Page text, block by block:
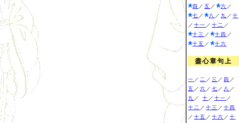
四 ／ 五 ／ 六 ／
七 ／ 八 ／ 九 ／ 十
／ 十一 ／ 十二 ／
十三 ／ 十四 ／
十五 ／ 十六
盡心章句上
一 ／ 二 ／ 三 ／ 四 ／
五 ／ 六 ／ 七 ／ 八 ／
九 ／ 十 ／ 十一 ／
十二 ／ 十三 ／ 十四
／ 十五 ／ 十六 ／ 十